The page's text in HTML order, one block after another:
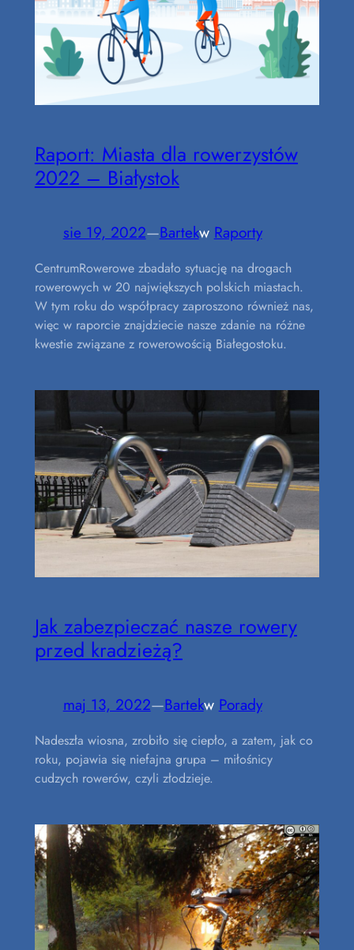
Raport: Miasta dla rowerzystów
2022 – Białystok
sie 19, 2022—Bartekw Raporty
CentrumRowerowe zbadało sytuację na drogach
rowerowych w 20 największych polskich miastach.
W tym roku do współpracy zaproszono również nas,
więc w raporcie znajdziecie nasze zdanie na różne
kwestie związane z rowerowością Białegostoku.
Jak zabezpieczać nasze rowery
przed kradzieżą?
maj 13, 2022—Bartekw Porady
Nadeszła wiosna, zrobiło się ciepło, a zatem, jak co
roku, pojawia się niefajna grupa – miłośnicy
cudzych rowerów, czyli złodzieje.